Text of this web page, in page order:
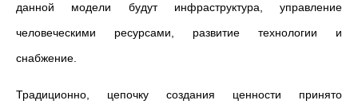
данной модели будут инфраструктура, управление
человеческими ресурсами, развитие технологии и
снабжение.
Традиционно, цепочку создания ценности принято